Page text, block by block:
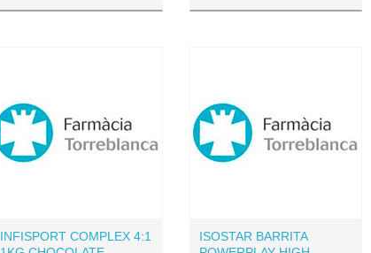
INFISPORT COMPLEX 4:1
ISOSTAR BARRITA